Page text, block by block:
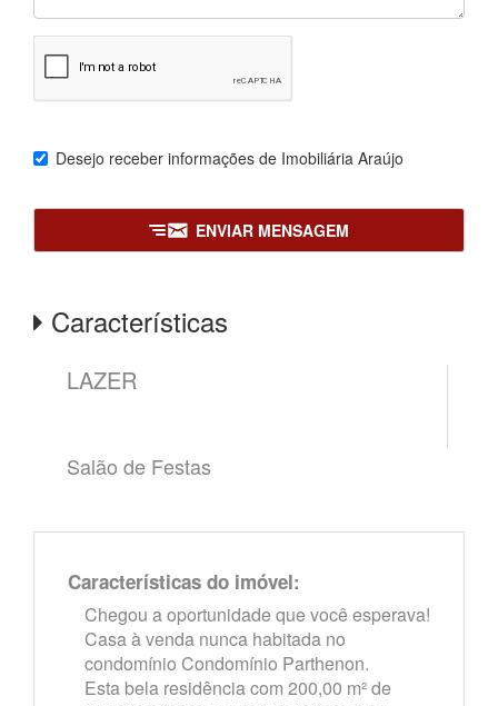
Desejo receber informações de Imobiliária Araújo
ENVIAR MENSAGEM
Características
LAZER
Salão de Festas
Características do imóvel:
Chegou a oportunidade que você esperava!
Casa à venda nunca habitada no
condomínio Condomínio Parthenon.
Esta bela residência com 200,00 m² de